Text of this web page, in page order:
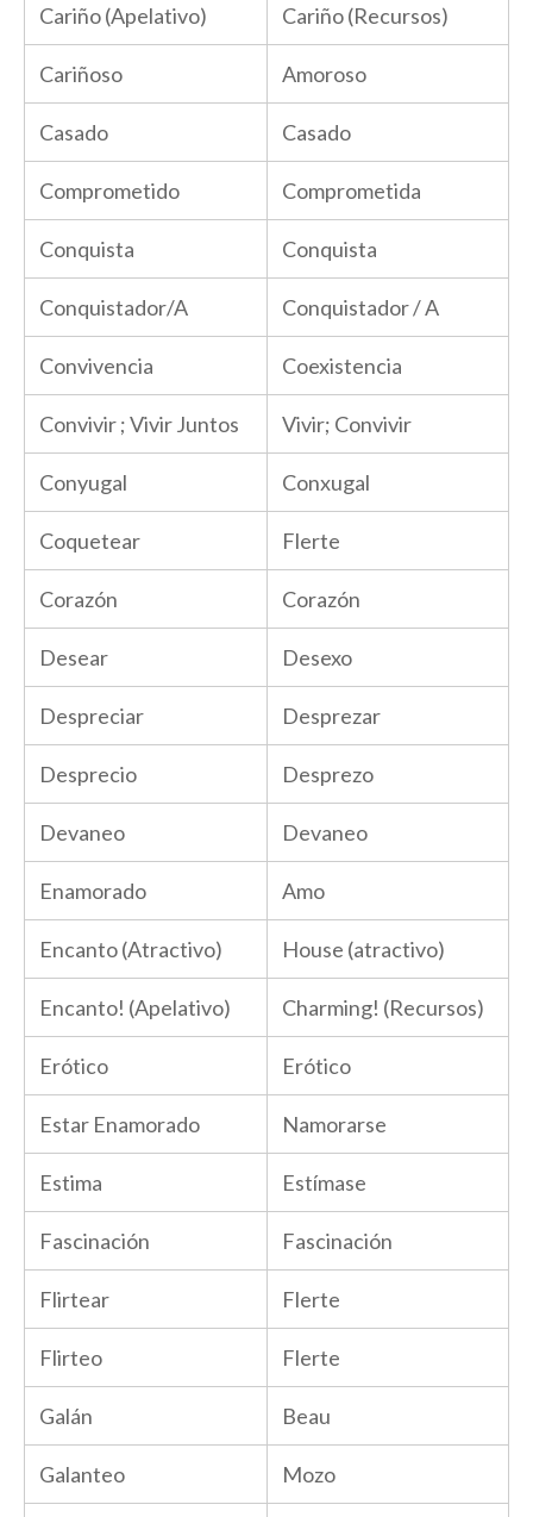
Cariño (Apelativo) Cariño (Recursos)
Cariñoso Amoroso
Casado Casado
Comprometido Comprometida
Conquista Conquista
Conquistador/A Conquistador / A
Convivencia Coexistencia
Convivir ; Vivir Juntos Vivir; Convivir
Conyugal Conxugal
Coquetear Flerte
Corazón Corazón
Desear Desexo
Despreciar Desprezar
Desprecio Desprezo
Devaneo Devaneo
Enamorado Amo
Encanto (Atractivo) House (atractivo)
Encanto! (Apelativo) Charming! (Recursos)
Erótico Erótico
Estar Enamorado Namorarse
Estima Estímase
Fascinación Fascinación
Flirtear Flerte
Flirteo Flerte
Galán Beau
Galanteo Mozo